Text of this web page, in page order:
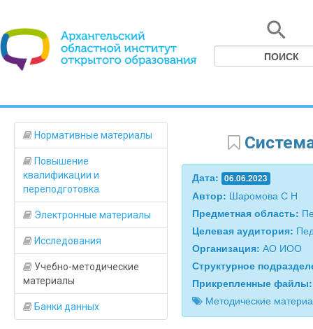
Нормативные материалы
Повышение
квалификации и
переподготовка
Электронные материалы
Исследования
Учебно-методические
материалы
Банки данных
Система
Дата: 06.06.2023
Автор: Шаромова С Н
Предметная область:
Целевая аудитория:
Организация: АО ИОО
Структурное
Прикрепленные
Методические